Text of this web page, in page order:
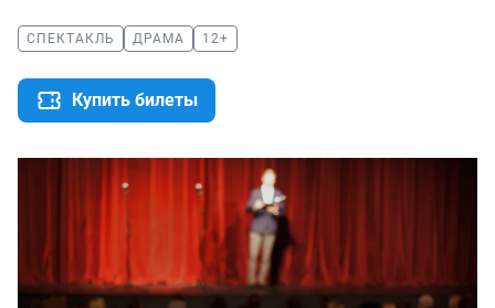
СПЕКТАКЛЬ ДРАМА 12+
Купить билеты